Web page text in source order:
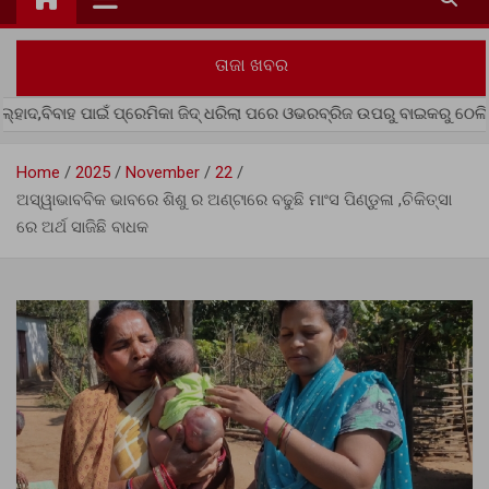
ତାଜା ଖବର
ଧରିଲା ପରେ ଓଭରବ୍ରିଜ ଉପରୁ ବାଇକରୁ ଠେଲିଦେଲା ପ୍ରେମିକ !
Home 2025 November
22
ଅସ୍ୱାଭାବବିକ ଭାବରେ ଶିଶୁ ର ଅଣ୍ଟାରେ ବଢୁଛି ମାଂସ ପିଣ୍ଡୁଳା ,ଚିକିତ୍ସା
ରେ ଅର୍ଥ ସାଜିଛି ବାଧକ